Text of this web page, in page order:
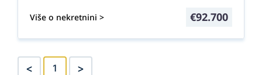
Više o nekretnini > €92.700
< 1 >